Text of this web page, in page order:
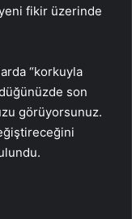
fikir üzerinde
“korkuyla
son
görüyorsunuz.